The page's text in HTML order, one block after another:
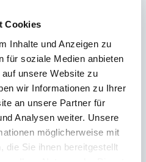
Cookies
Inhalte und Anzeigen zu
für soziale Medien anbieten
unsere Website zu
wir Informationen zu Ihrer
an unsere Partner für
Analysen weiter. Unsere
möglicherweise mit
die Sie ihnen bereitgestellt
Wir sind für dich da.
662 88 921 333
Uhr, Freitag 09:00 bis 12:00 Uhr